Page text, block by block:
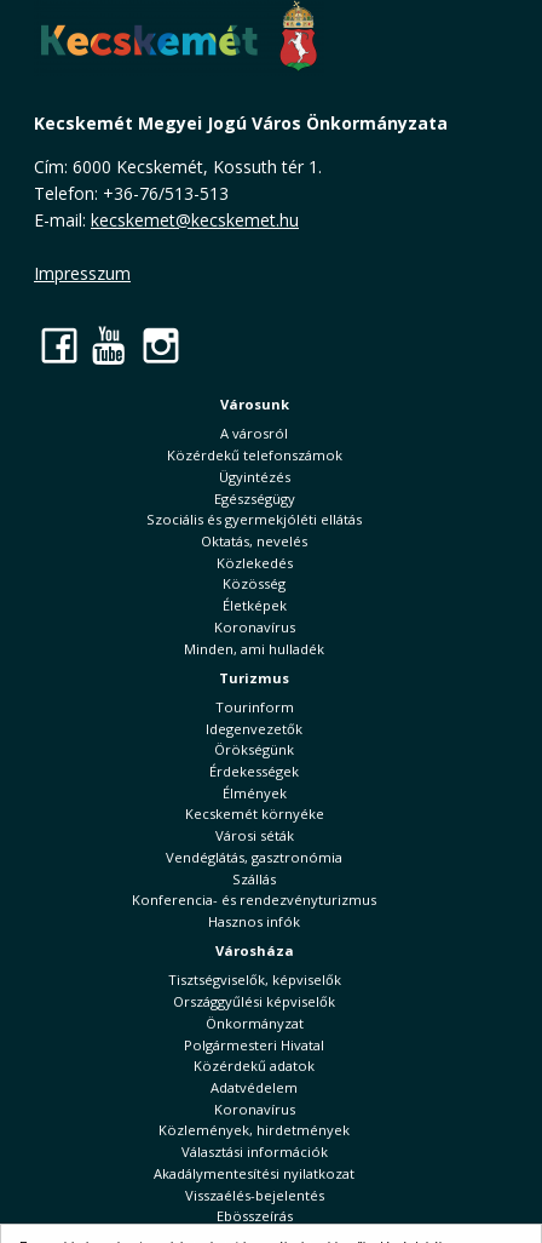
Kecskemét Megyei Jogú Város Önkormányzata
Cím: 6000 Kecskemét, Kossuth tér 1.
Telefon: +36-76/513-513
E-mail: kecskemet@kecskemet.hu
Impresszum
Facebook
YouTube
Városunk
A városról
Közérdekű telefonszámok
Ügyintézés
Egészségügy
Szociális és gyermekjóléti ellátás
Oktatás, nevelés
Közlekedés
Közösség
Életképek
Koronavírus
Minden, ami hulladék
Turizmus
Tourinform
Idegenvezetők
Örökségünk
Érdekességek
Élmények
Kecskemét környéke
Városi séták
Vendéglátás, gasztronómia
Szállás
Konferencia- és rendezvényturizmus
Hasznos infók
Városháza
Tisztségviselők, képviselők
Országgyűlési képviselők
Önkormányzat
Polgármesteri Hivatal
Közérdekű adatok
Adatvédelem
Koronavírus
Közlemények, hirdetmények
Választási információk
Akadálymentesítési nyilatkozat
Visszaélés-bejelentés
Ebösszeírás